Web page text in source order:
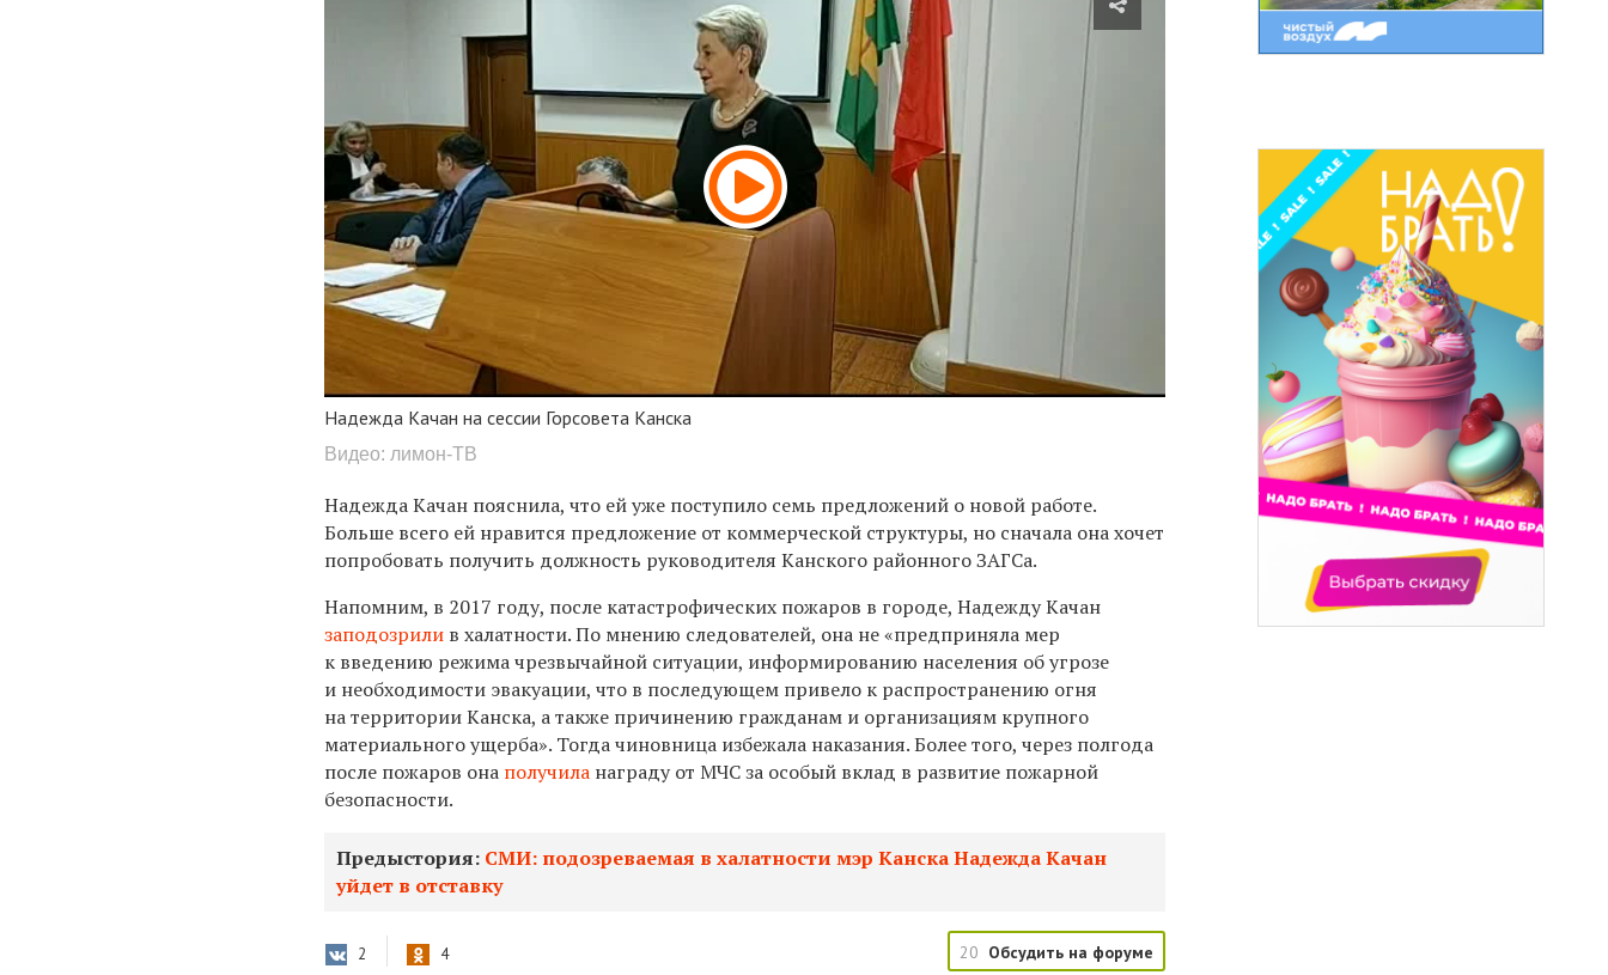
Надежда Качан на сессии Горсовета Канска
Видео: лимон-ТВ
Надежда Качан пояснила, что ей уже поступило семь предложений о новой работе.
Больше всего ей нравится предложение от коммерческой структуры, но сначала она хочет
попробовать получить должность руководителя Канского районного ЗАГСа.
Напомним, в 2017 году, после катастрофических пожаров в городе, Надежду Качан
заподозрили в халатности. По мнению следователей, она не «предприняла мер
к введению режима чрезвычайной ситуации, информированию населения об угрозе
и необходимости эвакуации, что в последующем привело к распространению огня
на территории Канска, а также причинению гражданам и организациям крупного
материального ущерба». Тогда чиновница избежала наказания. Более того, через полгода
после пожаров она получила награду от МЧС за особый вклад в развитие пожарной
безопасности.
Предыстория: СМИ: подозреваемая в халатности мэр Канска Надежда Качан
уйдет в отставку
2 4 20 Обсудить на форуме